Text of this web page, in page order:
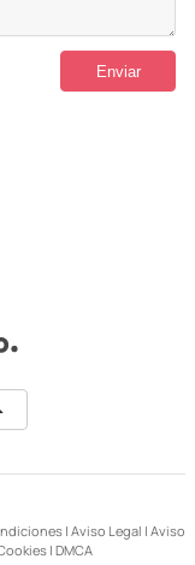
| Aviso Legal | Aviso
| DMCA